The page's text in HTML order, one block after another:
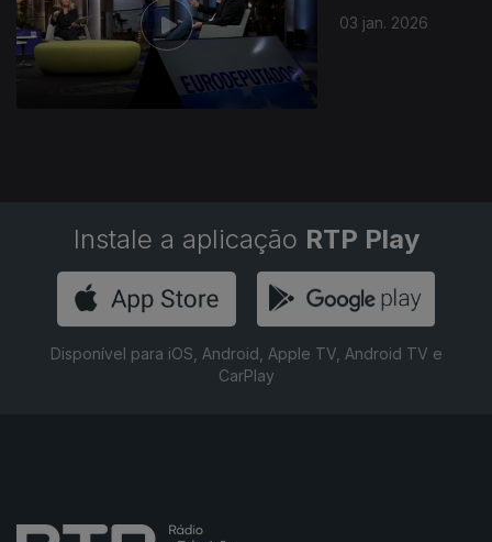
03 jan. 2026
Instale a aplicação RTP Play
Disponível para iOS, Android, Apple TV, Android TV e
CarPlay